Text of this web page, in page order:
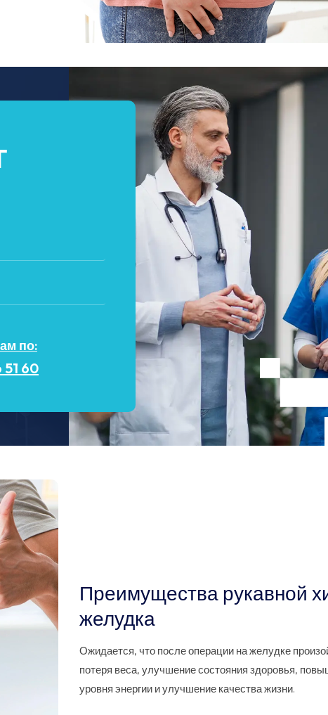
по:
51 60
Преимущества рукавной
желудка
Ожидается, что после операции на желудке
потеря веса, улучшение состояния здоровья,
уровня энергии и улучшение качества жизни.